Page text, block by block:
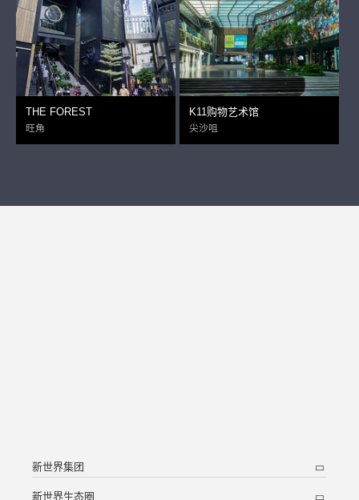
THE FOREST
旺角
K11购物艺术馆
尖沙咀
新世界集团
新世界生态圈